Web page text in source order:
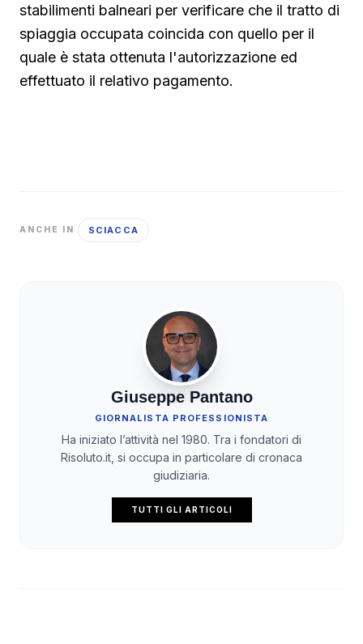
stabilimenti balneari per verificare che il tratto di
spiaggia occupata coincida con quello per il
quale è stata ottenuta l'autorizzazione ed
effettuato il relativo pagamento.
ANCHE IN SCIACCA
Giuseppe Pantano
GIORNALISTA PROFESSIONISTA
Ha iniziato l’attività nel 1980. Tra i fondatori di
Risoluto.it, si occupa in particolare di cronaca
giudiziaria.
TUTTI GLI ARTICOLI